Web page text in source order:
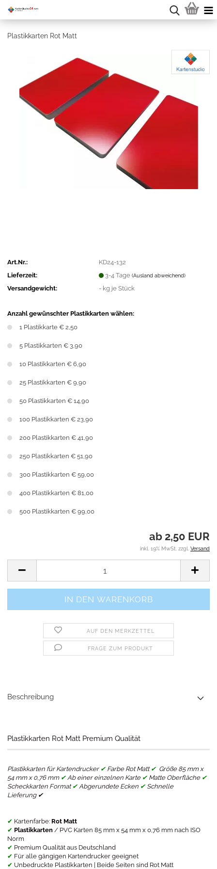
Plastikkarten Rot Matt
Art.Nr.:
KD24-132
Lieferzeit:
3-4 Tage(Ausland abweichend)
Versandgewicht: - kg je Stück
Anzahl gewünschter Plastikkarten wählen:
1 Plastikkarte € 2,50
5 Plastikkarten € 3,90
10 Plastikkarten € 6,90
25 Plastikkarten € 9,90
50 Plastikkarten € 14,90
100 Plastikkarten € 23,90
200 Plastikkarten € 41,90
250 Plastikkarten € 51,90
300 Plastikkarten € 59,00
400 Plastikkarten € 81,00
500 Plastikkarten € 99,00
ab 2,50 EUR
inkl. 19% MwSt. zzgl. Versand
AUF DEN MERKZETTEL
FRAGE ZUM PRODUKT
Beschreibung
​Plastikkarten Rot Matt Premium Qualität
Plastikkarten für Kartendrucker ✔ Farbe Rot Matt ✔ Größe 85 mm x
54 mm x 0,76 mm ✔ Ab einer einzelnen Karte ✔ Matte Oberfläche ✔
Scheckkarten Format ✔ Abgerundete Ecken ✔ Schnelle
Lieferung ✔
✔ Kartenfarbe: Rot Matt
✔ Plastikkarten / PVC Karten 85 mm x 54 mm x 0,76 mm nach ISO
Norm
✔ Premium Qualität aus Deutschland
✔ Für alle gängigen Kartendrucker geeignet
✔ Unbedruckte Plastikkarten | Beide Seiten sind Rot Matt